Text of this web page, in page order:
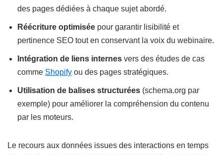
des pages dédiées à chaque sujet abordé.
Réécriture optimisée pour garantir lisibilité et
pertinence SEO tout en conservant la voix du webinaire.
Intégration de liens internes vers des études de cas
comme Shopify ou des pages stratégiques.
Utilisation de balises structurées (schema.org par
exemple) pour améliorer la compréhension du contenu
par les moteurs.
Le recours aux données issues des interactions en temps